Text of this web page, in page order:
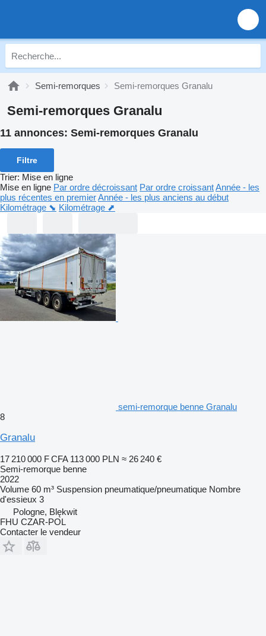
Semi-remorques Semi-remorques Granalu
Semi-remorques Granalu
11 annonces: Semi-remorques Granalu
Filtre
Trier: Mise en ligne
Mise en ligne Par ordre décroissant Par ordre croissantAnnée - les
plus récentes en premierAnnée - les plus anciens au début
Kilométrage ⬊ Kilométrage ⬈
semi-remorque benne Granalu
8
Granalu
17 210 000 F CFA 113 000 PLN ≈ 26 240 €
Semi-remorque benne
2022
Volume 60 m³ Suspension pneumatique/pneumatique Nombre
d'essieux 3
Pologne, Blękwit
FHU CZAR-POL
Contacter le vendeur